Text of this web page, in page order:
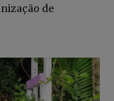
de